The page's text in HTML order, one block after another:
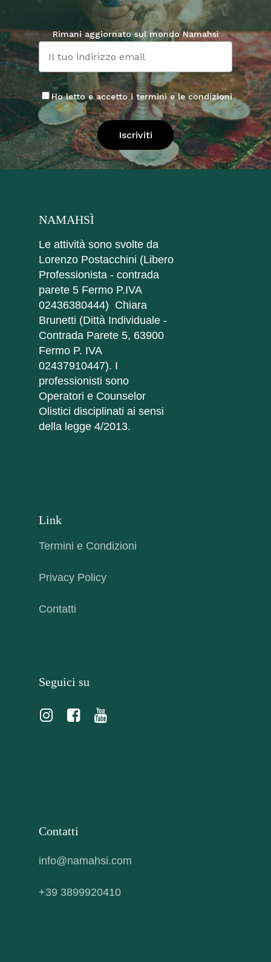
Rimani aggiornato sul mondo Namahsì
Ho letto e accetto i termini e le condizioni
NAMAHSÌ
Le attività sono svolte da
Lorenzo Postacchini (Libero
Professionista - contrada
parete 5 Fermo P.IVA
02436380444) Chiara
Brunetti (Dittà Individuale -
Contrada Parete 5, 63900
Fermo P. IVA
02437910447). I
professionisti sono
Operatori e Counselor
Olistici disciplinati ai sensi
della legge 4/2013.
Link
Termini e Condizioni
Privacy Policy
Contatti
Seguici su
Contatti
info@namahsi.com
+39 3899920410